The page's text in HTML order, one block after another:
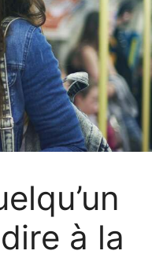
à la